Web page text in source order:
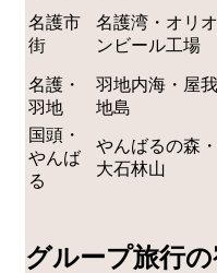
名護市
街
名護湾・オリオ
ンビール工場
名護・
羽地
羽地内海・屋我
地島
国頭・
やんば
る
やんばるの森・
大石林山
グループ旅行